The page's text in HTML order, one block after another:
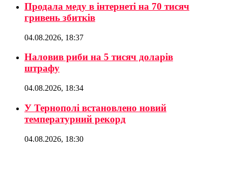
Продала меду в інтернеті на 70 тисяч
гривень збитків
04.08.2026, 18:37
Наловив риби на 5 тисяч доларів
штрафу
04.08.2026, 18:34
У Тернополі встановлено новий
температурний рекорд
04.08.2026, 18:30